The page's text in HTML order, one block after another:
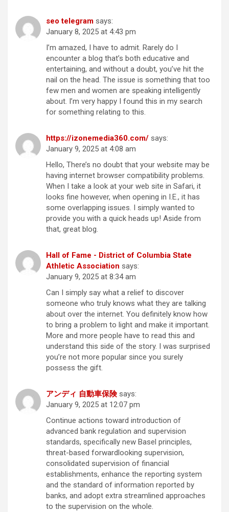
seo telegram says:
January 8, 2025 at 4:43 pm
I’m amazed, I have to admit. Rarely do I
encounter a blog that’s both educative and
entertaining, and without a doubt, you’ve hit the
nail on the head. The issue is something that too
few men and women are speaking intelligently
about. I’m very happy I found this in my search
for something relating to this.
https://izonemedia360.com/ says:
January 9, 2025 at 4:08 am
Hello, There’s no doubt that your website may be
having internet browser compatibility problems.
When I take a look at your web site in Safari, it
looks fine however, when opening in I.E., it has
some overlapping issues. I simply wanted to
provide you with a quick heads up! Aside from
that, great blog.
Hall of Fame - District of Columbia State
Athletic Association says:
January 9, 2025 at 8:34 am
Can I simply say what a relief to discover
someone who truly knows what they are talking
about over the internet. You definitely know how
to bring a problem to light and make it important.
More and more people have to read this and
understand this side of the story. I was surprised
you’re not more popular since you surely
possess the gift.
アンディ 自動車保険 says:
January 9, 2025 at 12:07 pm
Continue actions toward introduction of
advanced bank regulation and supervision
standards, specifically new Basel principles,
threat-based forwardlooking supervision,
consolidated supervision of financial
establishments, enhance the reporting system
and the standard of information reported by
banks, and adopt extra streamlined approaches
to the supervision on the whole.